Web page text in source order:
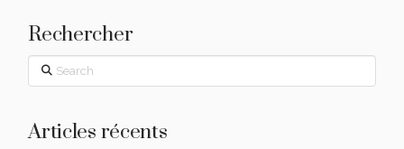
Rechercher
Search
Articles récents